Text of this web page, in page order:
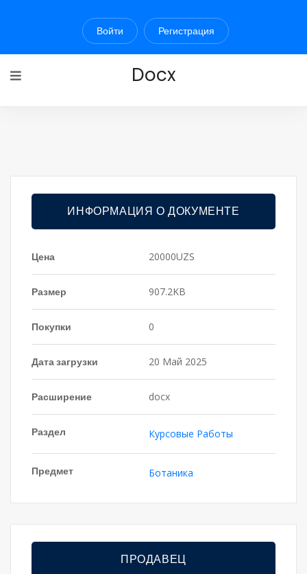
Войти Регистрация
Docx
ИНФОРМАЦИЯ О ДОКУМЕНТЕ
Цена 20000UZS
Размер 907.2KB
Покупки 0
Дата загрузки 20 Май 2025
Расширение docx
Раздел Курсовые Работы
Предмет Ботаника
ПРОДАВЕЦ